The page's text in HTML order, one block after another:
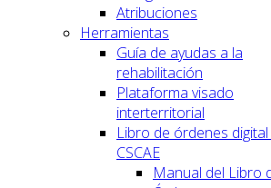
Atribuciones
Herramientas
Guía de ayudas a la
rehabilitación
Plataforma visado
interterritorial
Libro de órdenes digital
CSCAE
Manual del Libro